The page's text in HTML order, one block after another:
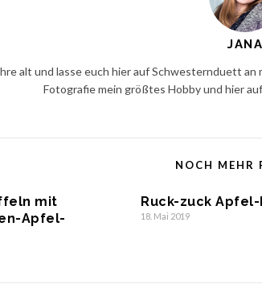
JANA
alt und lasse euch hier auf Schwesternduett
Fotografie mein größtes Hobby und hier
NOCH MEHR
mit
Apfel-
Ruck-zuck
18. Mai 2019